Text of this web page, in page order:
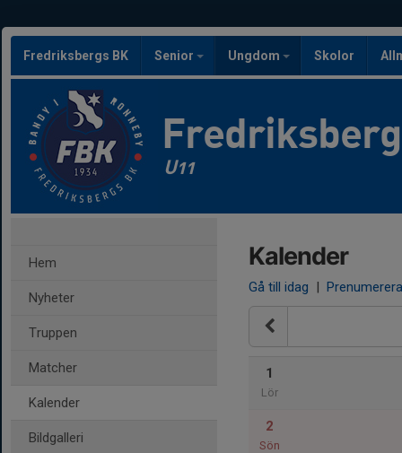
Fredriksbergs BK Senior Ungdom Skolor
U11
Hem
Nyheter
Truppen
Matcher
Kalender
Bildgalleri
Kalender
Gå till idag | Prenumerera
1
Lör
2
Sön